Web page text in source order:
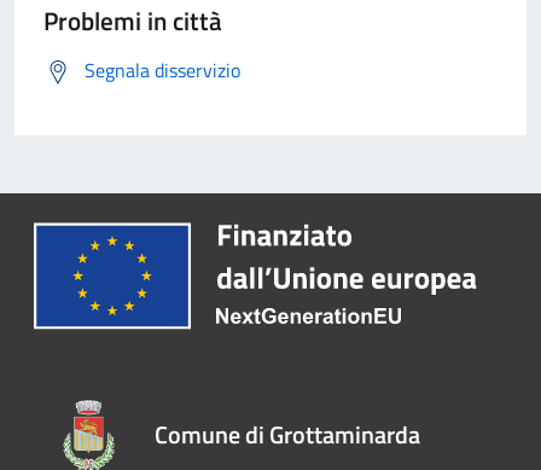
Problemi in città
Segnala disservizio
Comune di Grottaminarda